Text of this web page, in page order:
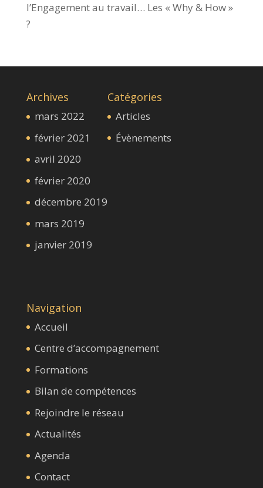
l’Engagement au travail… Les « Why & How »​
?
Archives
mars 2022
février 2021
avril 2020
février 2020
décembre 2019
mars 2019
janvier 2019
Catégories
Articles
Évènements
Navigation
Accueil
Centre d’accompagnement
Formations
Bilan de compétences
Rejoindre le réseau
Actualités
Agenda
Contact